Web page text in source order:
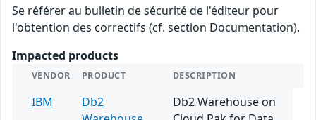
Se référer au bulletin de sécurité de l'éditeur pour
l'obtention des correctifs (cf. section Documentation).
Impacted products
VENDOR PRODUCT DESCRIPTION
IBM
Db2
Db2 Warehouse on